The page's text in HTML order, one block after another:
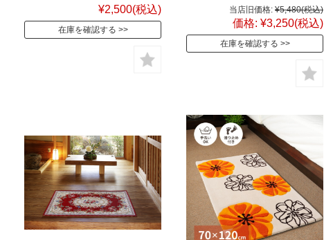
¥2,500(税込)
在庫を確認する
当店旧価格: ¥5,480(税込)
価格: ¥3,250(税込)
在庫を確認する